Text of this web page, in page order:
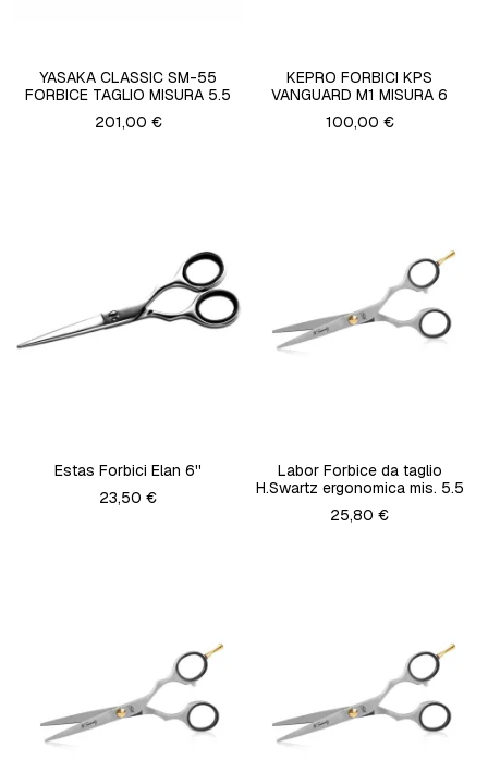
YASAKA CLASSIC SM-55
FORBICE TAGLIO MISURA 5.5
201,00 €
KEPRO FORBICI KPS
VANGUARD M1 MISURA 6
100,00 €
Estas Forbici Elan 6''
23,50 €
Labor Forbice da taglio
H.Swartz ergonomica mis. 5.5
25,80 €